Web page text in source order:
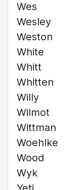
Wes
Wesley
Weston
White
Whitt
Whitten
Willy
Wilmot
Wittman
Woehlke
Wood
Wyk